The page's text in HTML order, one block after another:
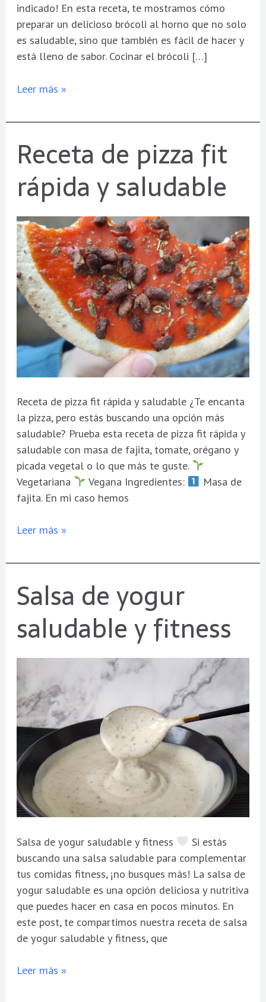
indicado! En esta receta, te mostramos cómo
preparar un delicioso brócoli al horno que no solo
es saludable, sino que también es fácil de hacer y
está lleno de sabor. Cocinar el brócoli […]
Leer más »
Receta de pizza fit
rápida y saludable
Receta de pizza fit rápida y saludable ¿Te encanta
la pizza, pero estás buscando una opción más
saludable? Prueba esta receta de pizza fit rápida y
saludable con masa de fajita, tomate, orégano y
picada vegetal o lo que más te guste.
Vegetariana
Vegana Ingredientes:
Masa de
fajita. En mi caso hemos
Receta
de
pizza
fit
y
saludable
Leer más »
Salsa de yogur
saludable y fitness
Salsa de yogur saludable y fitness
Si estás
buscando una salsa saludable para complementar
tus comidas fitness, ¡no busques más! La salsa de
yogur saludable es una opción deliciosa y nutritiva
que puedes hacer en casa en pocos minutos. En
este post, te compartimos nuestra receta de salsa
de yogur saludable y fitness, que
Salsa
de
saludable
Leer más »